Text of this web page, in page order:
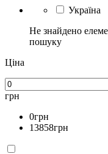
Україна
Не знайдено
пошуку
Ціна
грн
0грн
13858грн